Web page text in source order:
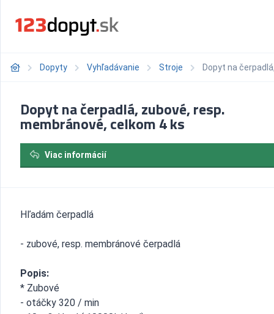
Dopyty Vyhľadávanie Stroje Dopyt na
Dopyt na čerpadlá, zubové, resp.
membránové, celkom 4 ks
Viac informácií
Hľadám čerpadlá
- zubové, resp. membránové čerpadlá
Popis:
* Zubové
- otáčky 320 / min